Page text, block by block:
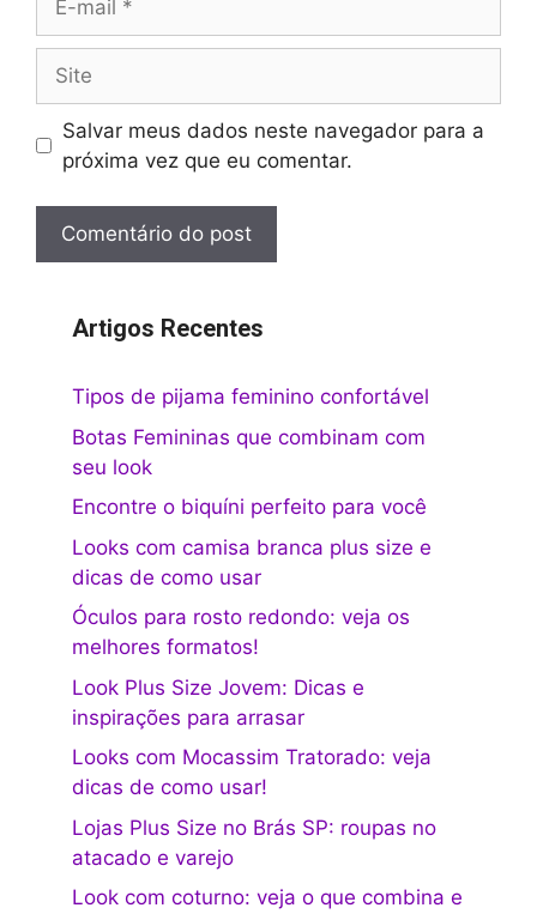
mail
Salvar meus dados neste navegador para a
próxima vez que eu comentar.
Artigos Recentes
Tipos de pijama feminino confortável
Botas Femininas que combinam com
seu look
Encontre o biquíni perfeito para você
Looks com camisa branca plus size e
dicas de como usar
Óculos para rosto redondo: veja os
melhores formatos!
Look Plus Size Jovem: Dicas e
inspirações para arrasar
Looks com Mocassim Tratorado: veja
dicas de como usar!
Lojas Plus Size no Brás SP: roupas no
atacado e varejo
Look com coturno: veja o que combina e